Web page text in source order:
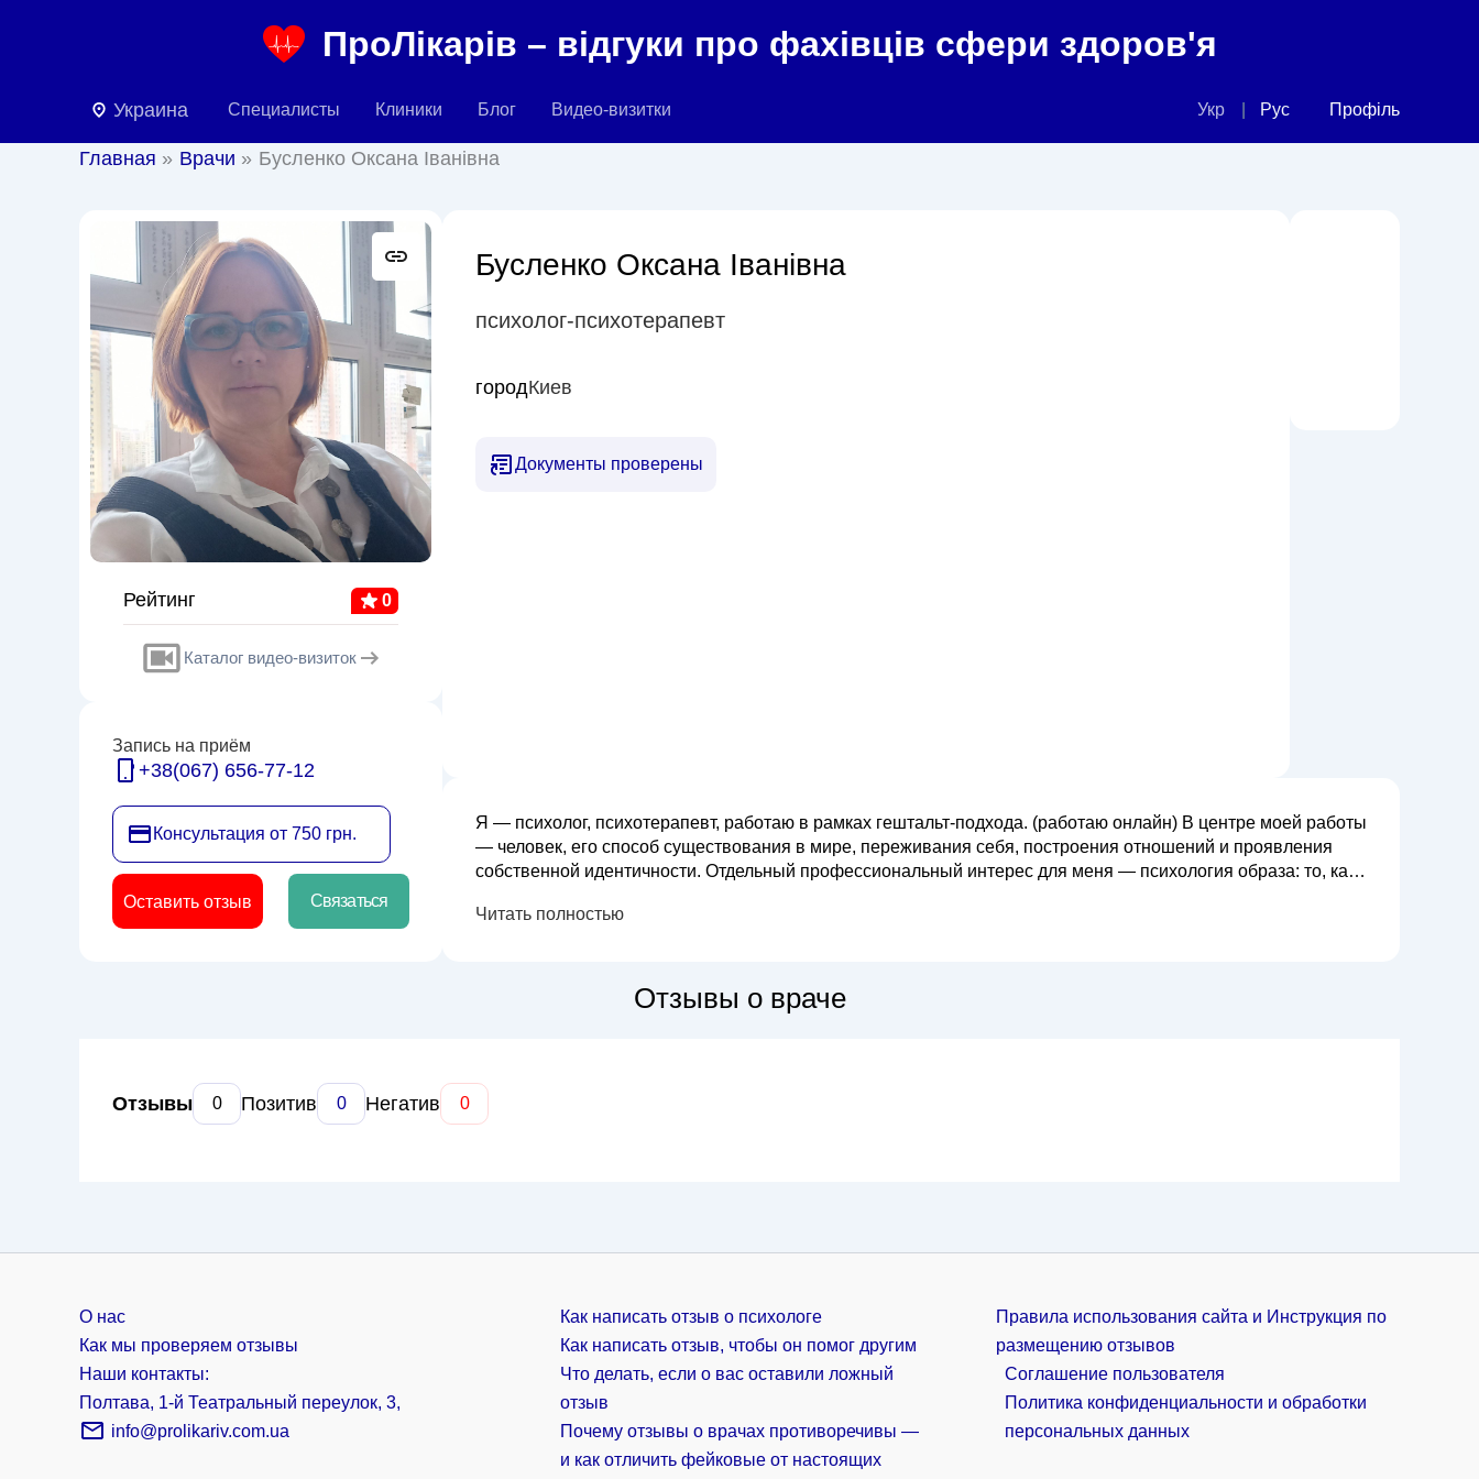
ПроЛікарів – відгуки про фахівців сфери здоров'я
Украина Специалисты Клиники Блог Видео-визитки Укр Рус Профіль
Главная Врачи Бусленко Оксана Іванівна
Рейтинг 0
Каталог видео-визиток
Запись на приём
+38(067) 656-77-12
Консультация от 750 грн.
Оставить отзыв Связаться
Бусленко Оксана Іванівна
психолог-психотерапевт
городКиев
Документы проверены
Я — психолог, психотерапевт, работаю в рамках гештальт-подхода. (работаю онлайн) В центре моей работы
— человек, его способ существования в мире, переживания себя, построения отношений и проявления
собственной идентичности. Отдельный профессиональный интерес для меня — психология образа: то, как
идентич...
Читать полностью
Отзывы о враче
Отзывы 0 Позитив 0 Негатив 0
О нас
Как мы проверяем отзывы
Наши контакты:
Полтава, 1-й Театральный переулок, 3,
info@prolikariv.com.ua
Как написать отзыв о психологе
Как написать отзыв, чтобы он помог другим
Что делать, если о вас оставили ложный
отзыв
Почему отзывы о врачах противоречивы —
и как отличить фейковые от настоящих
Правила использования сайта и Инструкция по
размещению отзывов
Соглашение пользователя
Политика конфиденциальности и обработки
персональных данных